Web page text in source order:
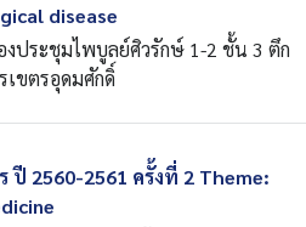
disease
ประชุมไพบูลย์ศิวรักษ์ 1-2 ชั้น 3 ตึก
เขตรอุดมศักดิ์
ปี 2560-2561 ครั้งที่ 2 Theme: